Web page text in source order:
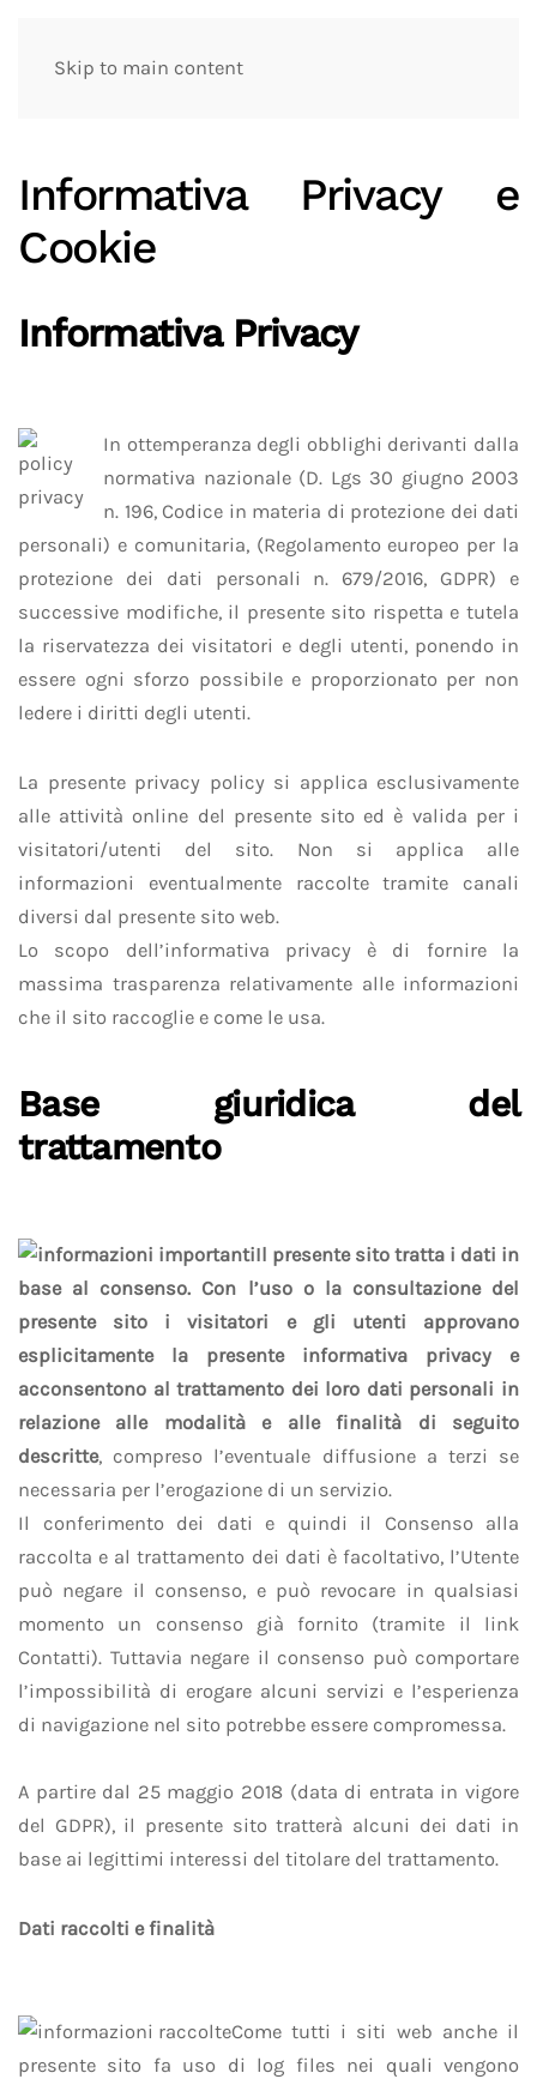
Skip to main content
Informativa Privacy e
Cookie
Informativa Privacy
In ottemperanza degli obblighi derivanti dalla
normativa nazionale (D. Lgs 30 giugno 2003
n. 196, Codice in materia di protezione dei dati
personali) e comunitaria, (Regolamento europeo per la
protezione dei dati personali n. 679/2016, GDPR) e
successive modifiche, il presente sito rispetta e tutela
la riservatezza dei visitatori e degli utenti, ponendo in
essere ogni sforzo possibile e proporzionato per non
ledere i diritti degli utenti.
La presente privacy policy si applica esclusivamente
alle attività online del presente sito ed è valida per i
visitatori/utenti del sito. Non si applica alle
informazioni eventualmente raccolte tramite canali
diversi dal presente sito web.
Lo scopo dell’informativa privacy è di fornire la
massima trasparenza relativamente alle informazioni
che il sito raccoglie e come le usa.
Base giuridica del
trattamento
Il presente sito tratta i dati in
base al consenso. Con l’uso o la consultazione del
presente sito i visitatori e gli utenti approvano
esplicitamente la presente informativa privacy e
acconsentono al trattamento dei loro dati personali in
relazione alle modalità e alle finalità di seguito
descritte, compreso l’eventuale diffusione a terzi se
necessaria per l’erogazione di un servizio.
Il conferimento dei dati e quindi il Consenso alla
raccolta e al trattamento dei dati è facoltativo, l’Utente
può negare il consenso, e può revocare in qualsiasi
momento un consenso già fornito (tramite il link
Contatti). Tuttavia negare il consenso può comportare
l’impossibilità di erogare alcuni servizi e l’esperienza
di navigazione nel sito potrebbe essere compromessa.
A partire dal 25 maggio 2018 (data di entrata in vigore
del GDPR), il presente sito tratterà alcuni dei dati in
base ai legittimi interessi del titolare del trattamento.
Dati raccolti e finalità
Come tutti i siti web anche il
presente sito fa uso di log files nei quali vengono